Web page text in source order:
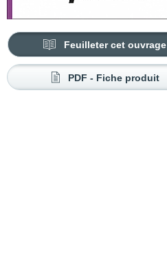
Feuilleter cet ouvrage
PDF - Fiche produit